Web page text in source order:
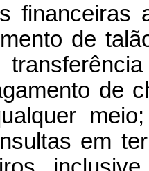
financeiras
de
de
em